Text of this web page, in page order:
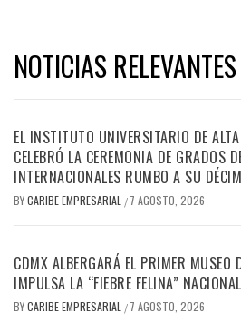
NOTICIAS RELEVANTES
EL INSTITUTO UNIVERSITARIO DE
CELEBRÓ LA CEREMONIA DE GRADOS
INTERNACIONALES RUMBO A SU
BYCARIBE EMPRESARIAL / 7 AGOSTO, 2026
CDMX ALBERGARÁ EL PRIMER MUSEO
IMPULSA LA “FIEBRE FELINA” NACIONAL
BYCARIBE EMPRESARIAL / 7 AGOSTO, 2026